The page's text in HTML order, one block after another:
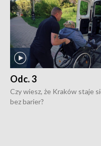
Odc. 3
Czy wiesz, że Kraków staje
bez barier?